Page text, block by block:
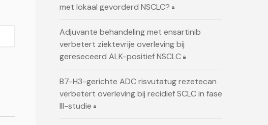
met lokaal gevorderd NSCLC?
Adjuvante behandeling met ensartinib
verbetert ziektevrije overleving bij
gereseceerd ALK-positief NSCLC
B7-H3-gerichte ADC risvutatug rezetecan
verbetert overleving bij recidief SCLC in fase
III-studie